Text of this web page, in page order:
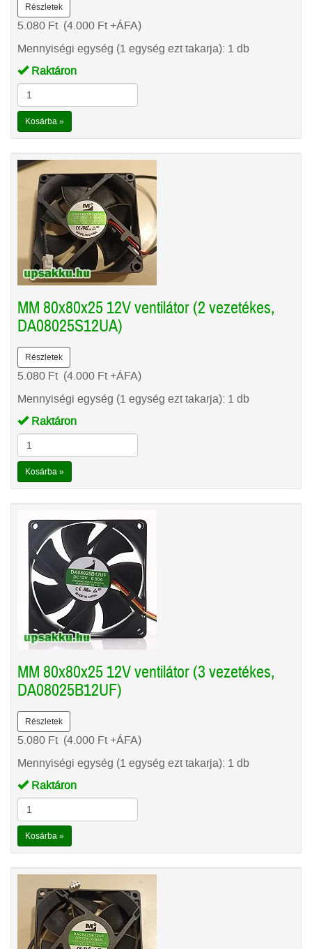
Részletek
5.080 Ft(4.000 Ft+ÁFA)
Mennyiségi egység (1 egység ezt takarja): 1 db
Raktáron
Kosárba »
MM 80x80x25 12V ventilátor (2 vezetékes,
DA08025S12UA)
Részletek
5.080 Ft(4.000 Ft+ÁFA)
Mennyiségi egység (1 egység ezt takarja): 1 db
Raktáron
Kosárba »
MM 80x80x25 12V ventilátor (3 vezetékes,
DA08025B12UF)
Részletek
5.080 Ft(4.000 Ft+ÁFA)
Mennyiségi egység (1 egység ezt takarja): 1 db
Raktáron
Kosárba »